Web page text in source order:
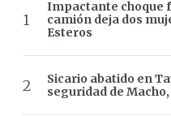
Impactante choque
camión deja dos
Esteros
Sicario abatido en
seguridad de